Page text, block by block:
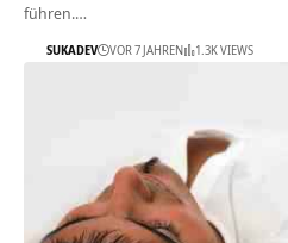
führen.…
SUKADEV VOR 7 JAHREN 1.3K VIEWS